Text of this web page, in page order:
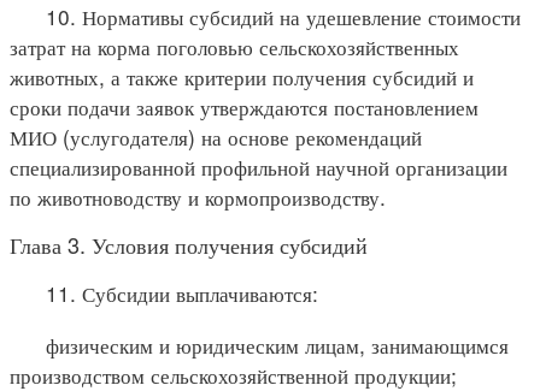
10. Нормативы субсидий на удешевление стоимости
затрат на корма поголовью сельскохозяйственных
животных, а также критерии получения субсидий и
сроки подачи заявок утверждаются постановлением
МИО (услугодателя) на основе рекомендаций
специализированной профильной научной организации
по животноводству и кормопроизводству.
Глава 3. Условия получения субсидий
11. Субсидии выплачиваются:
физическим и юридическим лицам, занимающимся
производством сельскохозяйственной продукции;